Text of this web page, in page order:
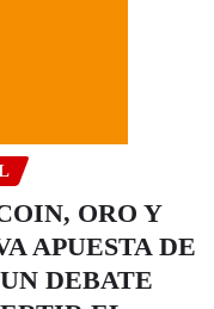
ORO Y
APUESTA DE
DEBATE